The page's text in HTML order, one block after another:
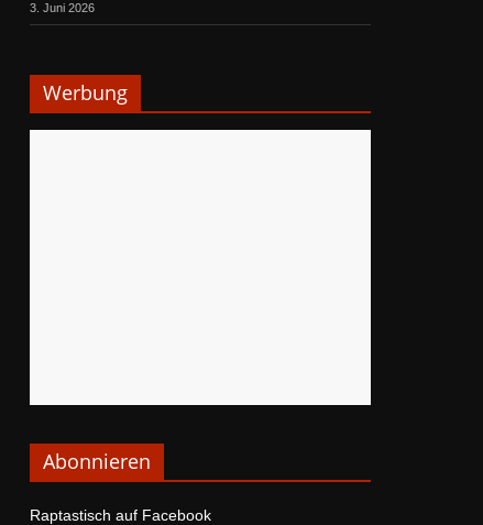
3. Juni 2026
Werbung
Abonnieren
Raptastisch auf Facebook